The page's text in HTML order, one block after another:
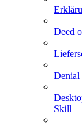
Deed
Denial
Skill